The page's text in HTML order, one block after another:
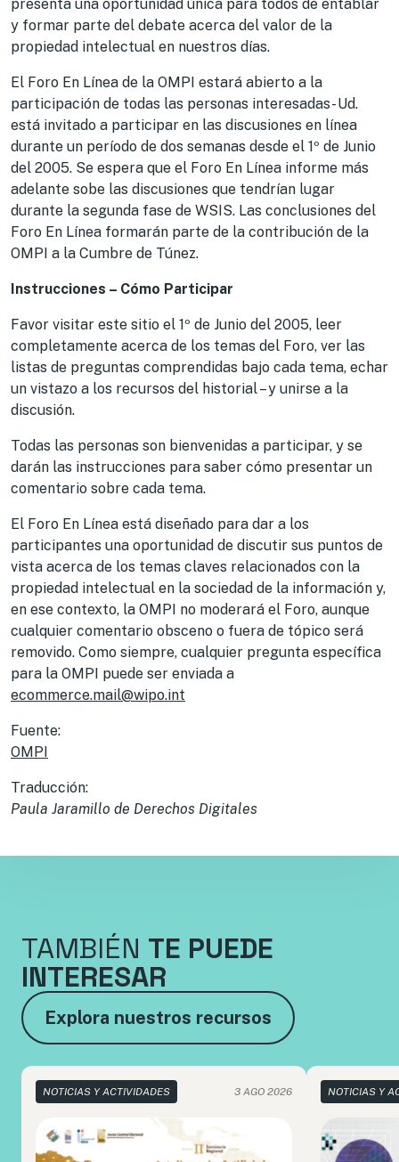
presenta una oportunidad única para todos de entablar
y formar parte del debate acerca del valor de la
propiedad intelectual en nuestros días.
El Foro En Línea de la OMPI estará abierto a la
participación de todas las personas interesadas- Ud.
está invitado a participar en las discusiones en línea
durante un período de dos semanas desde el 1º de Junio
del 2005. Se espera que el Foro En Línea informe más
adelante sobe las discusiones que tendrían lugar
durante la segunda fase de WSIS. Las conclusiones del
Foro En Línea formarán parte de la contribución de la
OMPI a la Cumbre de Túnez.
Instrucciones – Cómo Participar
Favor visitar este sitio el 1º de Junio del 2005, leer
completamente acerca de los temas del Foro, ver las
listas de preguntas comprendidas bajo cada tema, echar
un vistazo a los recursos del historial – y unirse a la
discusión.
Todas las personas son bienvenidas a participar, y se
darán las instrucciones para saber cómo presentar un
comentario sobre cada tema.
El Foro En Línea está diseñado para dar a los
participantes una oportunidad de discutir sus puntos de
vista acerca de los temas claves relacionados con la
propiedad intelectual en la sociedad de la información y,
en ese contexto, la OMPI no moderará el Foro, aunque
cualquier comentario obsceno o fuera de tópico será
removido. Como siempre, cualquier pregunta específica
para la OMPI puede ser enviada a
ecommerce.mail@wipo.int
Fuente:
OMPI
Traducción:
Paula Jaramillo de Derechos Digitales
TAMBIÉN TE PUEDE
INTERESAR
Explora nuestros recursos
NOTICIAS Y ACTIVIDADES 3 AGO 2026 NOTICIAS Y